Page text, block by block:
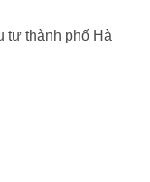
thành phố Hà